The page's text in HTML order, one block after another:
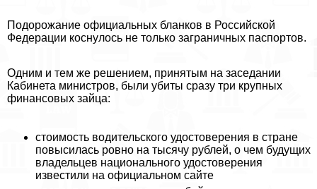
Подорожание официальных бланков в Российской
Федерации коснулось не только заграничных паспортов.
Одним и тем же решением, принятым на заседании
Кабинета министров, были убиты сразу три крупных
финансовых зайца:
стоимость водительского удостоверения в стране
повысилась ровно на тысячу рублей, о чем будущих
владельцев национального удостоверения
известили на официальном сайте